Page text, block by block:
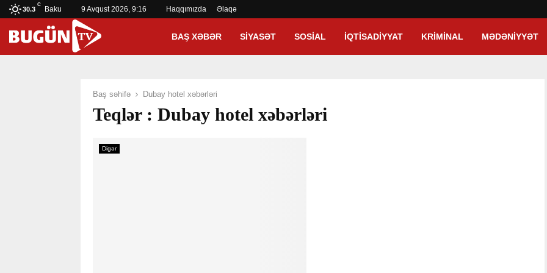
30.3
C
Baku 9 Avqust 2026, 9:16 Haqqımızda Əlaqə
BAŞ XƏBƏR SIYASƏT SOSIAL İQTISADIYYAT KRIMINAL MƏDƏNIYYƏT
Baş səhifə Dubay hotel xəbərləri
Teqlər : Dubay hotel xəbərləri
Digər